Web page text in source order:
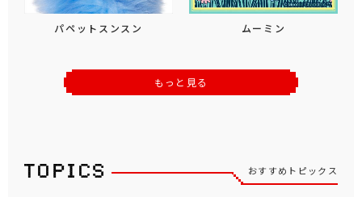
パペットスンスン ムーミン
もっと見る
おすすめトピックス